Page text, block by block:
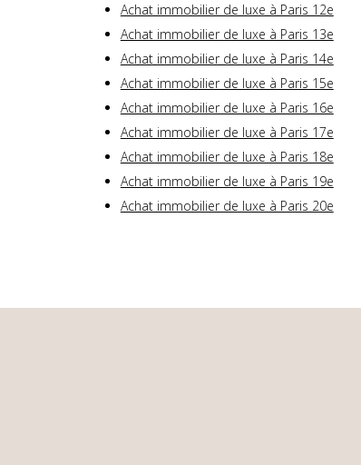
Achat immobilier de luxe à Paris 12e
Achat immobilier de luxe à Paris 13e
Achat immobilier de luxe à Paris 14e
Achat immobilier de luxe à Paris 15e
Achat immobilier de luxe à Paris 16e
Achat immobilier de luxe à Paris 17e
Achat immobilier de luxe à Paris 18e
Achat immobilier de luxe à Paris 19e
Achat immobilier de luxe à Paris 20e